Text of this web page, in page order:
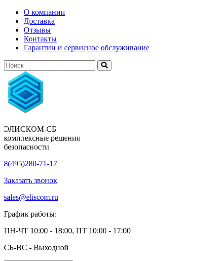
О компании
Доставка
Отзывы
Контакты
Гарантии и сервисное обслуживание
ЭЛИСКОМ-СБ
комплексные решения
безопасности
8(495)280-71-17
Заказать звонок
sales@eliscom.ru
График работы:
ПН-ЧТ 10:00 - 18:00, ПТ 10:00 - 17:00
CБ-ВС - Выходной